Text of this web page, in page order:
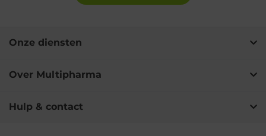
Onze diensten
Over Multipharma
Hulp & contact